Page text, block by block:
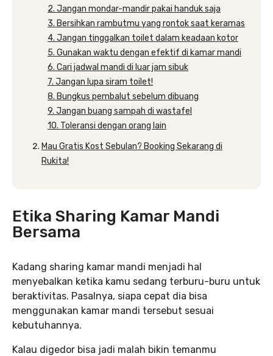
2. Jangan mondar-mandir pakai handuk saja
3. Bersihkan rambutmu yang rontok saat keramas
4. Jangan tinggalkan toilet dalam keadaan kotor
5. Gunakan waktu dengan efektif di kamar mandi
6. Cari jadwal mandi di luar jam sibuk
7. Jangan lupa siram toilet!
8. Bungkus pembalut sebelum dibuang
9. Jangan buang sampah di wastafel
10. Toleransi dengan orang lain
Mau Gratis Kost Sebulan? Booking Sekarang di
Rukita!
Etika Sharing Kamar Mandi
Bersama
Kadang sharing kamar mandi menjadi hal
menyebalkan ketika kamu sedang terburu-buru untuk
beraktivitas. Pasalnya, siapa cepat dia bisa
menggunakan kamar mandi tersebut sesuai
kebutuhannya.
Kalau digedor bisa jadi malah bikin temanmu